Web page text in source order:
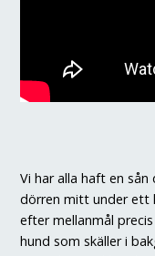
Vi har alla haft en sån
dörren mitt under ett
efter mellanmål
hund som skäller i